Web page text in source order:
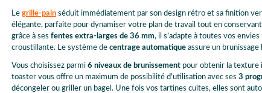
Le grille-painséduit immédiatement par son design rétro et sa finition
élégante, parfaite pour dynamiser votre plan de travail tout en
grâce à ses fentes extra-larges de 36 mm, il s’adapte à toutes vos
croustillante. Le système decentrage automatiqueassure un brunissage
Vous choisissez parmi 6 niveaux de brunissementpour obtenir la texture
toaster vous offre un maximum de possibilité d'utilisation avec ses 3
décongeler ou griller un bagel. Une fois vos tartines cuites, elles sont